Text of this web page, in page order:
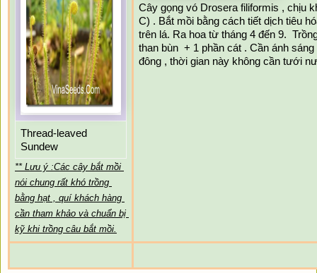
Thread-leaved
Sundew
** Lưu ý :Các cây bắt mồi
nói chung rất khó trồng
bằng hạt , quí khách hàng
cần tham khảo và chuẩn bị
kỹ khi trồng câu bắt mồi.
Cây gọng vó Drosera filiformis , chịu
C) . Bắt mồi bằng cách tiết dịch tiêu
trên lá. Ra hoa từ tháng 4 đến 9.
than bùn  + 1 phần cát . Cần ánh
đông , thời gian này không cần tưới